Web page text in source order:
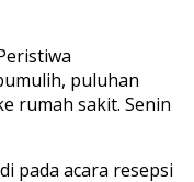
puluhan
rumah sakit. Senin
pada acara resepsi